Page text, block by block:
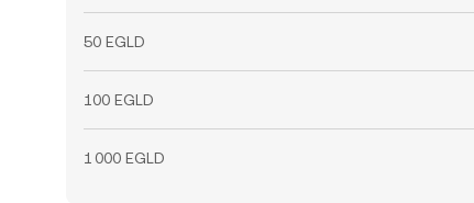
50 EGLD
100 EGLD
1 000 EGLD